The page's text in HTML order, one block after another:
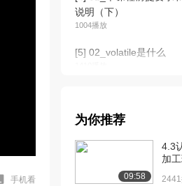
手机看
说明（下）
1004播放
[5] 02_volatile是什么
见性（上）
为你推荐
09:58
4.3
加